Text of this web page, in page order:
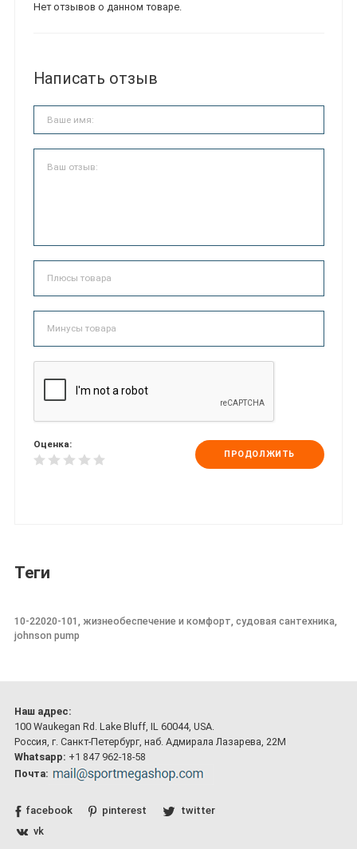
Нет отзывов о данном товаре.
Написать отзыв
Оценка:
ПРОДОЛЖИТЬ
Теги
10-22020-101, жизнеобеспечение и комфорт, судовая сантехника,
johnson pump
Наш адрес:
100 Waukegan Rd. Lake Bluff, IL 60044, USA.
Россия, г. Санкт-Петербург, наб. Адмирала Лазарева, 22М
Whatsapp: +1 847 962-18-58
Почта:
facebook pinterest
twitter
vk